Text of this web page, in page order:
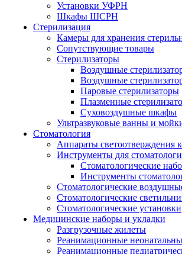
Установки УФРН
Шкафы ШСРН
Стерилизация
Камеры для хранения
Сопутствующие товары
Стерилизаторы
Воздушные
Воздушные
Паровые стерилизаторы
Плазменные
Суховоздушные шкафы
Ультразвуковые ванны и
Стоматология
Аппараты светоотверждения
Инструменты для
Стоматологические
Инструменты
Стоматологические
Стоматологические
Стоматологические установки
Медицинские наборы и укладки
Разгрузочные жилеты
Реанимационные
Реанимационные